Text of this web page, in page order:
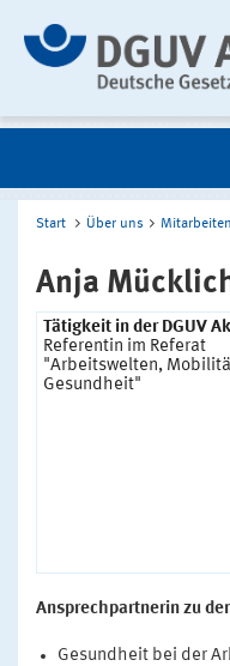
Start Über uns
Anja
Tätigkeit in der DGUV
Referentin im Referat
"Arbeitswelten,
Gesundheit"
Ansprechpartnerin zu
Gesundheit bei der